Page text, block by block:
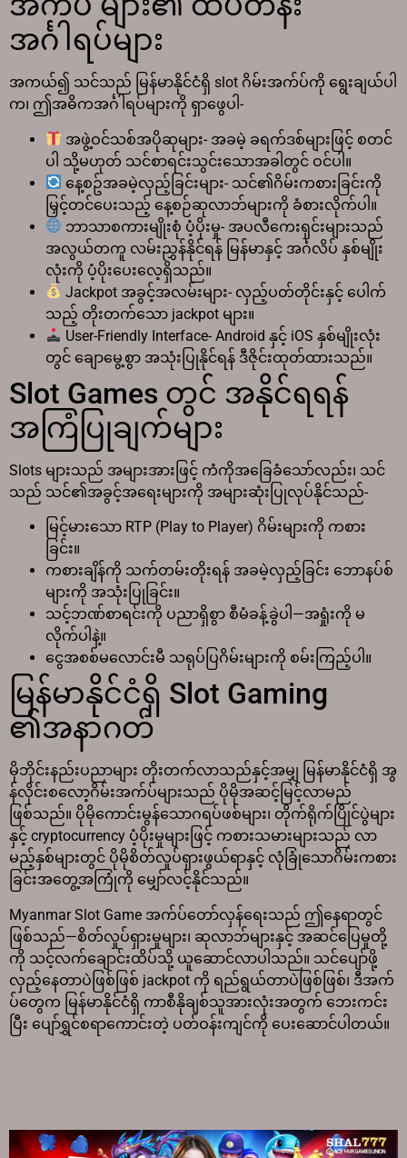
အင်္ဂါရပ်များ
အကယ်၍ သင်သည် မြန်မာနိုင်ငံရှိ slot ဂိမ်းအက်ပ်ကို ရွေးချယ်ပါ
က၊ ဤအဓိကအင်္ဂါရပ်များကို ရှာဖွေပါ-
အဖွဲ့ဝင်သစ်အပိုဆုများ- အခမဲ့ ခရက်ဒစ်များဖြင့် စတင်
ပါ သို့မဟုတ် သင်စာရင်းသွင်းသောအခါတွင် ဝင်ပါ။
နေ့စဥ်အခမဲ့လှည့်ခြင်းများ- သင်၏ဂိမ်းကစားခြင်းကို
မြှင့်တင်ပေးသည့် နေ့စဉ်ဆုလာဘ်များကို ခံစားလိုက်ပါ။
ဘာသာစကားမျိုးစုံ ပံ့ပိုးမှု- အပလီကေးရှင်းများသည်
အလွယ်တကူ လမ်းညွှန်နိုင်ရန် မြန်မာနှင့် အင်္ဂလိပ် နှစ်မျိုး
လုံးကို ပံ့ပိုးပေးလေ့ရှိသည်။
Jackpot အခွင့်အလမ်းများ- လှည့်ပတ်တိုင်းနှင့် ပေါက်
သည့် တိုးတက်သော jackpot များ။
User-Friendly Interface- Android နှင့် iOS နှစ်မျိုးလုံး
တွင် ချောမွေ့စွာ အသုံးပြုနိုင်ရန် ဒီဇိုင်းထုတ်ထားသည်။
Slot Games တွင် အနိုင်ရရန်
အကြံပြုချက်များ
Slots များသည် အများအားဖြင့် ကံကိုအခြေခံသော်လည်း၊ သင်
သည် သင်၏အခွင့်အရေးများကို အများဆုံးပြုလုပ်နိုင်သည်-
မြင့်မားသော RTP (Play to Player) ဂိမ်းများကို ကစား
ခြင်း။
ကစားချိန်ကို သက်တမ်းတိုးရန် အခမဲ့လှည့်ခြင်း ဘောနပ်စ်
များကို အသုံးပြုခြင်း။
သင့်ဘဏ်စာရင်းကို ပညာရှိစွာ စီမံခန့်ခွဲပါ—အရှုံးကို မ
လိုက်ပါနဲ့။
ငွေအစစ်မလောင်းမီ သရုပ်ပြဂိမ်းများကို စမ်းကြည့်ပါ။
မြန်မာနိုင်ငံရှိ Slot Gaming
၏အနာဂတ်
မိုဘိုင်းနည်းပညာများ တိုးတက်လာသည်နှင့်အမျှ မြန်မာနိုင်ငံရှိ အွ
န်လိုင်းစလော့ဂိမ်းအက်ပ်များသည် ပိုမိုအဆင့်မြင့်လာမည်
ဖြစ်သည်။ ပိုမိုကောင်းမွန်သောဂရပ်ဖစ်များ၊ တိုက်ရိုက်ပြိုင်ပွဲများ
နှင့် cryptocurrency ပံ့ပိုးမှုများဖြင့် ကစားသမားများသည် လာ
မည့်နှစ်များတွင် ပိုမိုစိတ်လှုပ်ရှားဖွယ်ရာနှင့် လုံခြုံသောဂိမ်းကစား
ခြင်းအတွေ့အကြုံကို မျှော်လင့်နိုင်သည်။
Myanmar Slot Game အက်ပ်တော်လှန်ရေးသည် ဤနေရာတွင်
ဖြစ်သည်—စိတ်လှုပ်ရှားမှုများ၊ ဆုလာဘ်များနှင့် အဆင်ပြေမှုတို့
ကို သင့်လက်ချောင်းထိပ်သို့ ယူဆောင်လာပါသည်။ သင်ပျော်ဖို့
လှည့်နေတာပဲဖြစ်ဖြစ် jackpot ကို ရည်ရွယ်တာပဲဖြစ်ဖြစ်၊ ဒီအက်
ပ်တွေက မြန်မာနိုင်ငံရှိ ကာစီနိုချစ်သူအားလုံးအတွက် ဘေးကင်း
ပြီး ပျော်ရွှင်စရာကောင်းတဲ့ ပတ်ဝန်းကျင်ကို ပေးဆောင်ပါတယ်။